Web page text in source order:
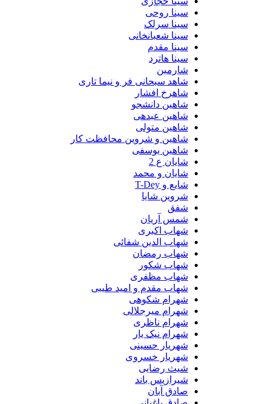
سینا روحی
سینا سرلک
سینا شعبانخانی
سینا مقدم
سینا هاترد
شارمین
شاهد سبحانی فر و نیما تاری
شاهرخ افشار
شاهین دانشجو
شاهین عبدهی
شاهین متولی
شاهین و شروین محافظت کار
شاهین یوسفی
شایان ع 2
شایان و محمد
شایع و T-Dey
شروین شایا
شمس آریان
شهاب اکبری
شهاب الدین شفائی
شهاب رمضان
شهاب شکور
شهاب مظفری
شهاب مقدم و امید طیبی
شهرام شکوهی
شهرام میرجلالی
شهرام ناظری
شهرام نیک یار
شهریار حسینی
شهریار خسروی
شیث رضایی
شیرازیس باند
صادق آبان